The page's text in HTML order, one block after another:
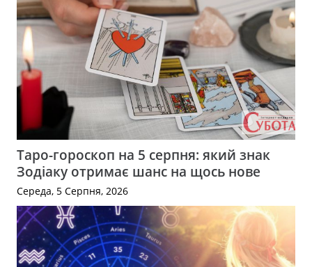
Таро-гороскоп на 5 серпня: який знак
Зодіаку отримає шанс на щось нове
Середа, 5 Серпня, 2026